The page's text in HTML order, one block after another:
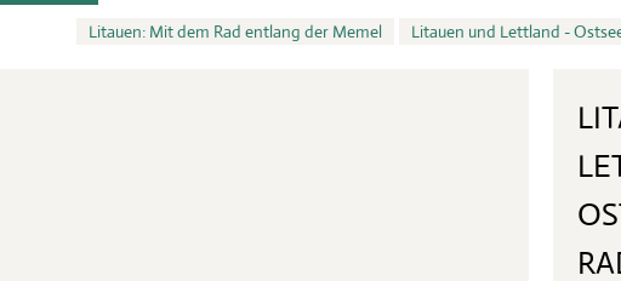
Litauen: Mit dem Rad entlang der Memel Litauen und Lettland -